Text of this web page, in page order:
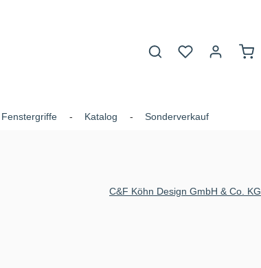
Du hast 0
Fenstergriffe Katalog Sonderverkauf
C&F Köhn Design GmbH & Co. KG